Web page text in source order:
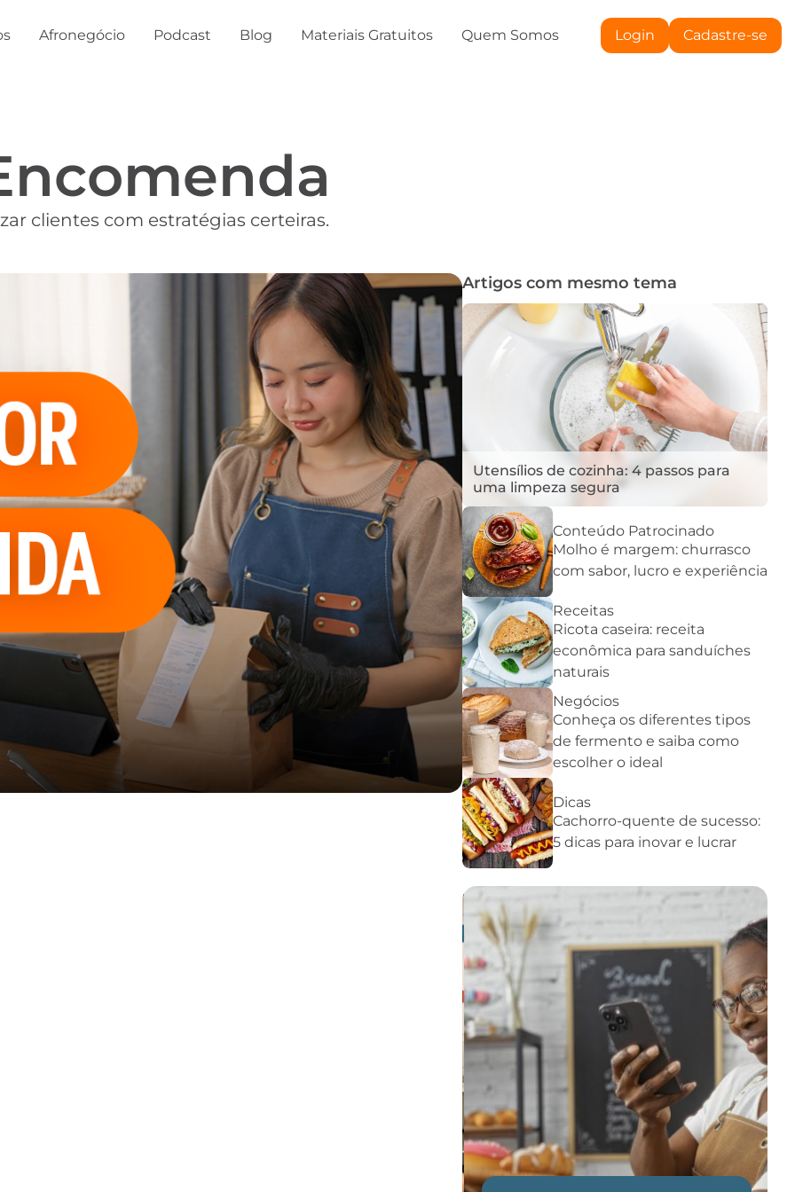
Afronegócio Podcast Blog Materiais Gratuitos Quem Somos Login Cadastre-se
clientes com estratégias certeiras.
Artigos com mesmo tema
Utensílios de cozinha: 4 passos para
uma limpeza segura
Conteúdo Patrocinado
Molho é margem: churrasco
com sabor, lucro e experiência
Receitas
Ricota caseira: receita
econômica para sanduíches
naturais
Negócios
Conheça os diferentes tipos
de fermento e saiba como
escolher o ideal
Dicas
Cachorro-quente de sucesso:
5 dicas para inovar e lucrar